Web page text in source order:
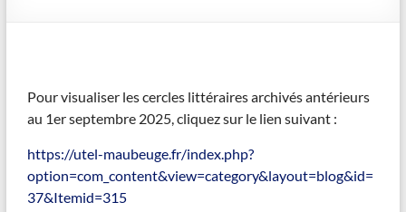
Pour visualiser les cercles littéraires archivés antérieurs
au 1er septembre 2025, cliquez sur le lien suivant :
https://utel-maubeuge.fr/index.php?
option=com_content&view=category&layout=blog&id=
37&Itemid=315